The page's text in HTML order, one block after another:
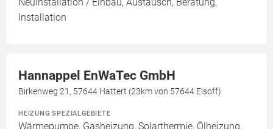
Installation
Hannappel EnWaTec GmbH
Birkenweg 21, 57644 Hattert (23km von 57644 Elsoff)
HEIZUNG SPEZIALGEBIETE
Wärmepumpe, Gasheizung, Solarthermie, Ölheizung,